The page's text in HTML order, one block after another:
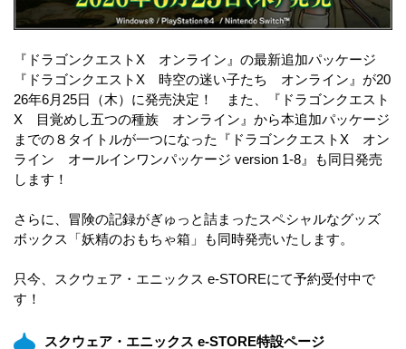
『ドラゴンクエストX オンライン』の最新追加パッケージ
『ドラゴンクエストX 時空の迷い子たち オンライン』が20
26年6月25日（木）に発売決定！ また、『ドラゴンクエスト
X 目覚めし五つの種族 オンライン』から本追加パッケージ
までの８タイトルが一つになった『ドラゴンクエストX オン
ライン オールインワンパッケージ version 1-8』も同日発売
します！
さらに、冒険の記録がぎゅっと詰まったスペシャルなグッズ
ボックス「妖精のおもちゃ箱」も同時発売いたします。
只今、スクウェア・エニックス e-STOREにて予約受付中で
す！
スクウェア・エニックス e-STORE特設ページ